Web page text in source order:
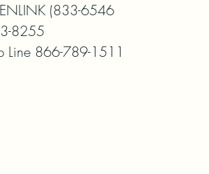
(833-6546
8255
Line 866-789-1511